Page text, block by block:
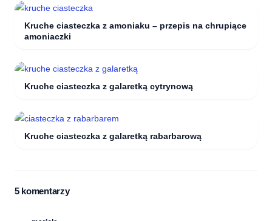
Kruche ciasteczka z amoniaku – przepis na chrupiące
amoniaczki
Kruche ciasteczka z galaretką cytrynową
Kruche ciasteczka z galaretką rabarbarową
5 komentarzy